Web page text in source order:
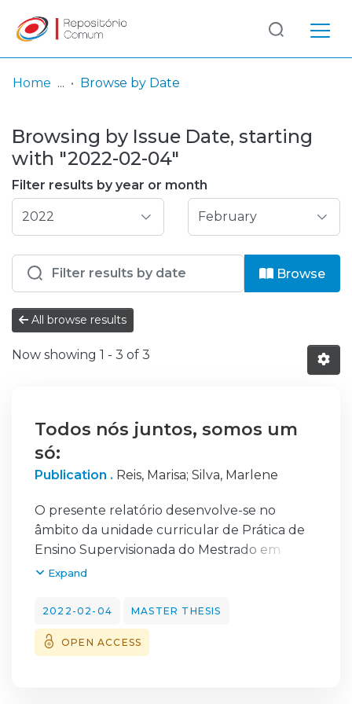
& Collections
Browse repository
Entities
Log
In
(current)
Home Browse by Date
Browsing by Issue Date, starting
with "2022-02-04"
Filter results by year or month
Browse
All browse results
Now showing 1 - 3 of 3
Todos nós juntos, somos um
só:
Publication . Reis, Marisa; Silva, Marlene
O presente relatório desenvolve-se no
âmbito da unidade curricular de Prática de
Ensino Supervisionada do Mestrado em
Educação Pré-escolar e Ensino de 1º Ciclo do
reflexão crítica e fundamentada sobre a
prática em contexto de Educação Pré-
Escolar, incluindo todo o percurso
Expand
2022-02-04 MASTER THESIS
OPEN ACCESS